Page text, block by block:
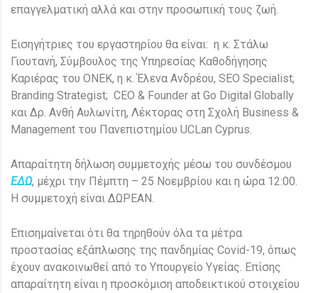
επαγγελματική αλλά και στην προσωπική τους ζωή.
Εισηγήτριες του εργαστηρίου θα είναι: η κ. Στάλω
Γιουτανή, Σύμβουλος της Υπηρεσίας Καθοδήγησης
Καριέρας του ΟΝΕΚ, η κ. Έλενα Ανδρέου, SEO Specialist;
Branding Strategist; CEO & Founder at Go Digital Globally
και Δρ. Ανθή Αυλωνίτη, Λέκτορας στη Σχολή Business &
Management του Πανεπιστημίου UCLan Cyprus.
Απαραίτητη δήλωση συμμετοχής μέσω του συνδέσμου
ΕΔΩ, μέχρι την Πέμπτη – 25 Νοεμβρίου και η ώρα 12:00.
Η συμμετοχή είναι ΔΩΡΕΑΝ.
Επισημαίνεται ότι θα τηρηθούν όλα τα μέτρα
προστασίας εξάπλωσης της πανδημίας Covid-19, όπως
έχουν ανακοινωθεί από το Υπουργείο Υγείας. Επίσης
απαραίτητη είναι η προσκόμιση αποδεικτικού στοιχείου